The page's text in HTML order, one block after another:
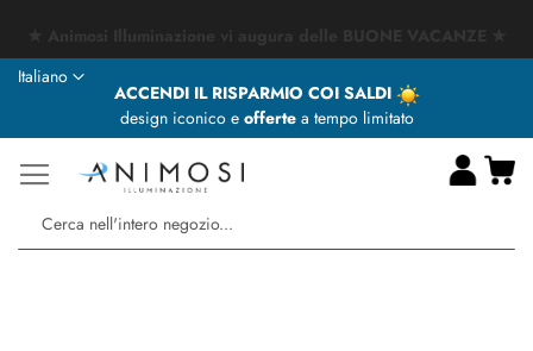
ACCENDI IL RISPARMIO COI SALDI
design iconico e offertea tempo limitato
Lingua
Italiano